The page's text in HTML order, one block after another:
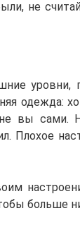
не
уровни,
одежда:
вы сами.
Плохое
больше